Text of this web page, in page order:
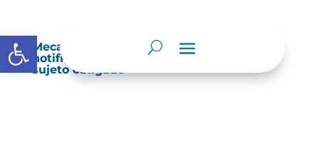
Abrir barra de herramientas
Mecanismos internos de supervisión,
notificación y vigilancia pertinente del
sujeto obligado